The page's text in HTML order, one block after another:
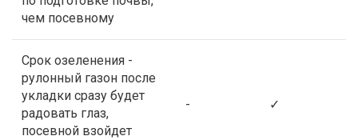
чем посевному
Срок озеленения -
рулонный газон после
укладки сразу будет
радовать глаз,
посевной взойдет
- ✓